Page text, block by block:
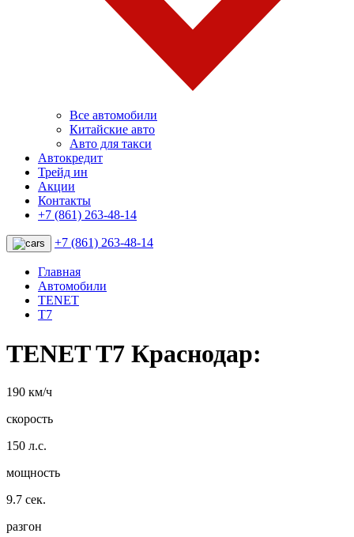
Все автомобили
Китайские авто
Авто для такси
Автокредит
Трейд ин
Акции
Контакты
+7 (861) 263-48-14
+7 (861) 263-48-14
Главная
Автомобили
TENET
T7
TENET T7 Краснодар:
190 км/ч
скорость
150 л.с.
мощность
9.7 сек.
разгон